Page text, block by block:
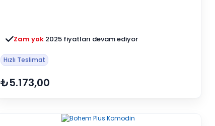
Zam yok 2025 fiyatları devam ediyor
Hızlı Teslimat
₺5.173,00